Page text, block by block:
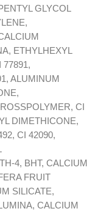
GLYCOL
ETHYLHEXYL
77891,
ALUMINUM
CI
DIMETHICONE,
CI 42090,
4, BHT, CALCIUM
FRUIT
SILICATE,
CALCIUM